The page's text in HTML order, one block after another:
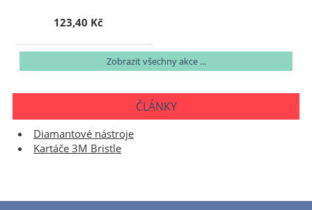
123,40 Kč
Zobrazit všechny akce ...
ČLÁNKY
Diamantové nástroje
Kartáče 3M Bristle